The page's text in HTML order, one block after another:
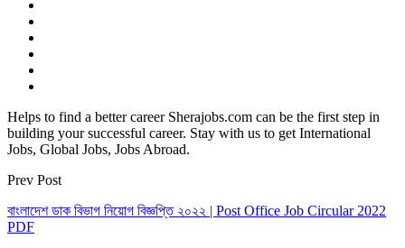
Helps to find a better career Sherajobs.com can be the first step in
building your successful career. Stay with us to get International
Jobs, Global Jobs, Jobs Abroad.
Prev Post
বাংলাদেশ ডাক বিভাগ নিয়োগ বিজ্ঞপ্তি ২০২২ | Post Office Job Circular 2022
PDF